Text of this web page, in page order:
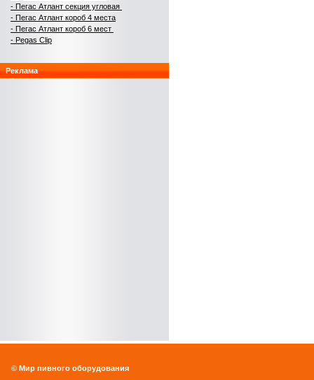
- Пегас Атлант секция угловая
- Пегас Атлант короб 4 места
- Пегас Атлант короб 6 мест
- Pegas Clip
Реклама
© Мир пивного оборудования